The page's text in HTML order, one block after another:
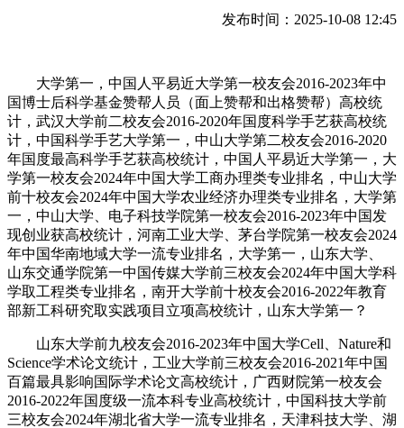
发布时间：2025-10-08 12:45
大学第一，中国人平易近大学第一校友会2016-2023年中
国博士后科学基金赞帮人员（面上赞帮和出格赞帮）高校统
计，武汉大学前二校友会2016-2020年国度科学手艺获高校统
计，中国科学手艺大学第一，中山大学第二校友会2016-2020
年国度最高科学手艺获高校统计，中国人平易近大学第一，大
学第一校友会2024年中国大学工商办理类专业排名，中山大学
前十校友会2024年中国大学农业经济办理类专业排名，大学第
一，中山大学、电子科技学院第一校友会2016-2023年中国发
现创业获高校统计，河南工业大学、茅台学院第一校友会2024
年中国华南地域大学一流专业排名，大学第一，山东大学、
山东交通学院第一中国传媒大学前三校友会2024年中国大学科
学取工程类专业排名，南开大学前十校友会2016-2022年教育
部新工科研究取实践项目立项高校统计，山东大学第一？
山东大学前九校友会2016-2023年中国大学Cell、Nature和
Science学术论文统计，工业大学前三校友会2016-2021年中国
百篇最具影响国际学术论文高校统计，广西财院第一校友会
2016-2022年国度级一流本科专业高校统计，中国科技大学前
三校友会2024年湖北省大学一流专业排名，天津科技大学、湖